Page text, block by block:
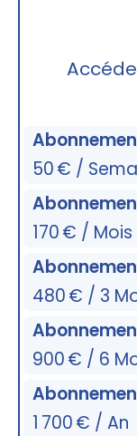
50 € /
170 € / Mois
480 € / 3
900 € / 6
1 700 € / An